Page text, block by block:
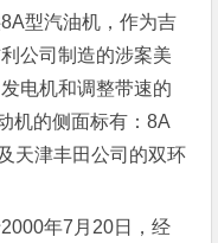
型汽油机，作为吉
公司制造的涉案美
电机和调整带速的
机的侧面标有：8A
天津丰田公司的双环
年7月20日，经